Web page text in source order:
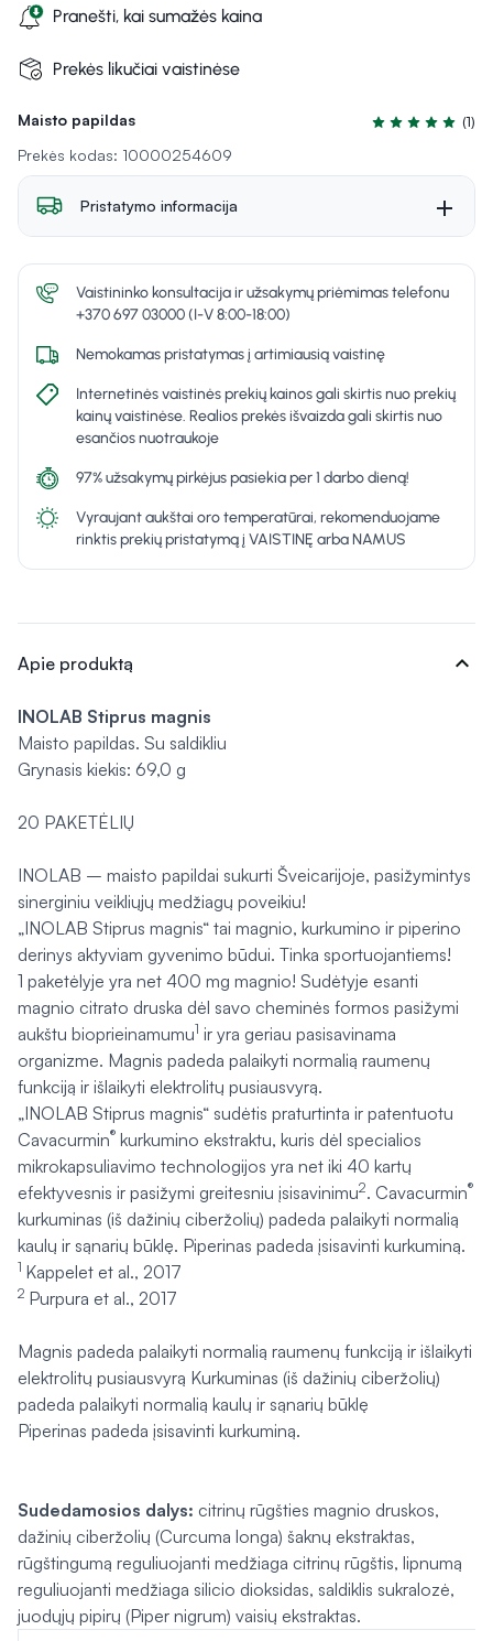
Maisto papildas
Įvertinimas 5.0
(1)
Prekės kodas: 10000254609
Pranešti, kai sumažės kaina
Prekės likučiai vaistinėse
Pristatymo informacija
Vaistininko konsultacija ir užsakymų priėmimas telefonu
+370 697 03000 (I-V 8:00-18:00)
Nemokamas pristatymas į artimiausią vaistinę
Internetinės vaistinės prekių kainos gali skirtis nuo prekių
kainų vaistinėse. Realios prekės išvaizda gali skirtis nuo
esančios nuotraukoje
97% užsakymų pirkėjus pasiekia per 1 darbo dieną!
Vyraujant aukštai oro temperatūrai, rekomenduojame
rinktis prekių pristatymą į VAISTINĘ arba NAMUS
Apie produktą expand_more
INOLAB Stiprus magnis
Maisto papildas. Su saldikliu
Grynasis kiekis: 69,0 g
20 PAKETĖLIŲ
INOLAB – maisto papildai sukurti Šveicarijoje, pasižymintys
sinerginiu veikliųjų medžiagų poveikiu!
„INOLAB Stiprus magnis“ tai magnio, kurkumino ir piperino
derinys aktyviam gyvenimo būdui. Tinka sportuojantiems!
1 paketėlyje yra net 400 mg magnio! Sudėtyje esanti
magnio citrato druska dėl savo cheminės formos pasižymi
aukštu bioprieinamumu1 ir yra geriau pasisavinama
organizme. Magnis padeda palaikyti normalią raumenų
funkciją ir išlaikyti elektrolitų pusiausvyrą.
„INOLAB Stiprus magnis“ sudėtis praturtinta ir patentuotu
Cavacurmin® kurkumino ekstraktu, kuris dėl specialios
mikrokapsuliavimo technologijos yra net iki 40 kartų
efektyvesnis ir pasižymi greitesniu įsisavinimu2. Cavacurmin®
kurkuminas (iš dažinių ciberžolių) padeda palaikyti normalią
kaulų ir sąnarių būklę. Piperinas padeda įsisavinti kurkuminą.
1 Kappelet et al., 2017
2 Purpura et al., 2017
Magnis padeda palaikyti normalią raumenų funkciją ir išlaikyti
elektrolitų pusiausvyrą Kurkuminas (iš dažinių ciberžolių)
padeda palaikyti normalią kaulų ir sąnarių būklę
Piperinas padeda įsisavinti kurkuminą.
Sudedamosios dalys: citrinų rūgšties magnio druskos,
dažinių ciberžolių (Curcuma longa) šaknų ekstraktas,
rūgštingumą reguliuojanti medžiaga citrinų rūgštis, lipnumą
reguliuojanti medžiaga silicio dioksidas, saldiklis sukralozė,
juodųjų pipirų (Piper nigrum) vaisių ekstraktas.